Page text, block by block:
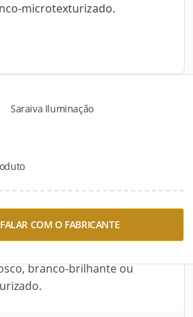
microtexturizado.
Saraiva Iluminação
FALAR COM O FABRICANTE
do produto
– 808 é indicado para
Fabricado com alumínio
branco-brilhante ou